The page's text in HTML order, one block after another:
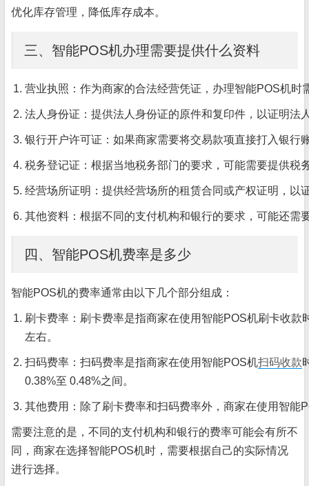
优化库存管理，降低库存成本。
三、智能POS机办理需要提供什么资料
营业执照：作为商家的合法经营凭证，办理智能POS机时
法人身份证：提供法人身份证的原件和复印件，以证明法
银行开户许可证：如果商家需要将交易款项直接打入银行
税务登记证：根据当地税务部门的要求，可能需要提供税
经营场所证明：提供经营场所的租赁合同或产权证明，以
其他资料：根据不同的支付机构和银行的要求，可能还
四、智能POS机费率是多少
智能POS机的费率通常由以下几个部分组成：
刷卡费率：刷卡费率是指商家在使用智能POS机刷卡收款
左右。
扫码费率：扫码费率是指商家在使用智能POS机扫码收款
0.38%至 0.48%之间。
其他费用：除了刷卡费率和扫码费率外，商家在使用智
需要注意的是，不同的支付机构和银行的费率可能会有所不
同，商家在选择智能POS机时，需要根据自己的实际情况
进行选择。